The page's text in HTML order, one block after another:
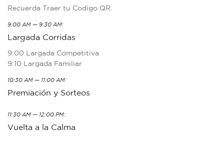
Recuerda Traer tu Codigo QR.
9:00 AM — 9:30 AM:
Largada Corridas
9:00 Largada Competitiva
9:10 Largada Familiar
10:30 AM — 11:00 AM:
Premiación y Sorteos
11:30 AM — 12:00 PM:
Vuelta a la Calma